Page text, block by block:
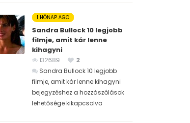
1 HÓNAP AGO
Sandra Bullock 10 legjobb
filmje, amit kár lenne
kihagyni
132689
2
Sandra Bullock 10 legjobb
filmje, amit kár lenne kihagyni
bejegyzéshez a hozzászólások
lehetősége kikapcsolva